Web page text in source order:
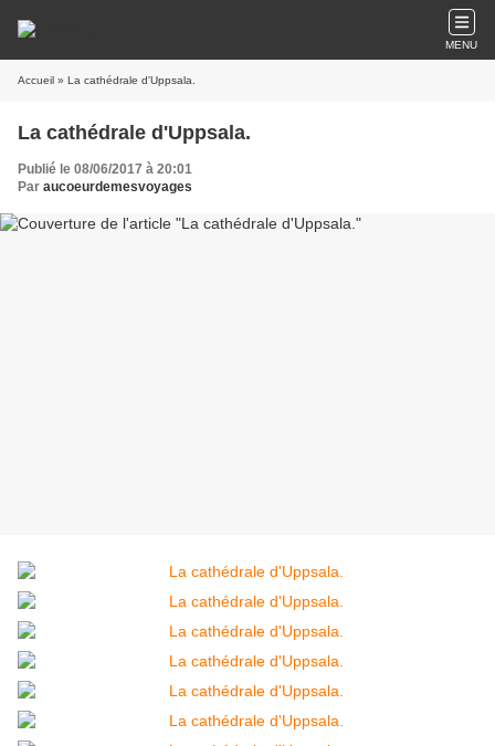
MENU
Accueil » La cathédrale d'Uppsala.
La cathédrale d'Uppsala.
Publié le 08/06/2017 à 20:01
Par aucoeurdemesvoyages